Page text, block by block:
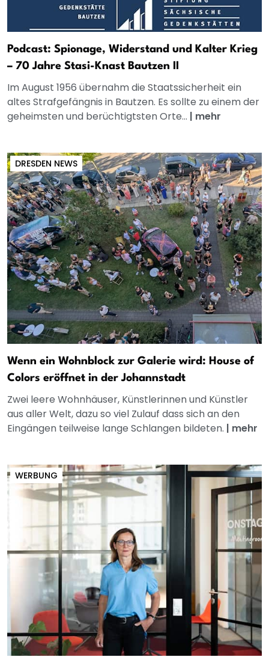
Podcast: Spionage, Widerstand und Kalter Krieg
– 70 Jahre Stasi-Knast Bautzen II
Im August 1956 übernahm die Staatssicherheit ein
altes Strafgefängnis in Bautzen. Es sollte zu einem der
geheimsten und berüchtigtsten Orte... | mehr
DRESDEN NEWS
Wenn ein Wohnblock zur Galerie wird: House of
Colors eröffnet in der Johannstadt
Zwei leere Wohnhäuser, Künstlerinnen und Künstler
aus aller Welt, dazu so viel Zulauf dass sich an den
Eingängen teilweise lange Schlangen bildeten. | mehr
WERBUNG